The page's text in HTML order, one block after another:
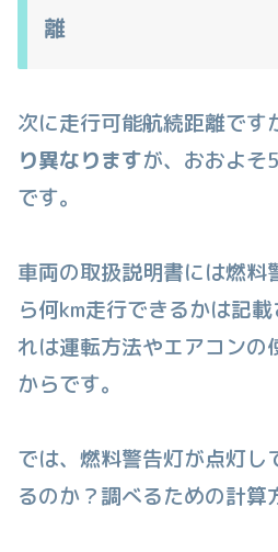
離
次に走行可能航続距離です
り異なりますが、おおよそ
です。
車両の取扱説明書には燃料
ら何km走行できるかは記
れは運転方法やエアコンの
からです。
では、燃料警告灯が点灯し
るのか？調べるための計算